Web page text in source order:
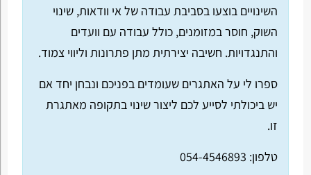
השינויים בוצעו בסביבת עבודה של אי וודאות, שינוי
השוק, חוסר במזומנים, כולל עבודה עם וועדים
והתנגדויות. חשיבה יצירתית מתן פתרונות וליווי צמוד.
ספרו לי על האתגרים שעומדים בפניכם ונבחן יחד אם
יש ביכולתי לסייע לכם ליצור שינוי בתקופה מאתגרת
זו.
טלפון: 054-4546893